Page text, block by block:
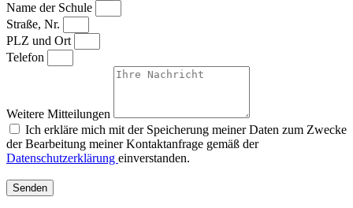
Name der Schule
Straße, Nr.
PLZ und Ort
Telefon
Weitere Mitteilungen
Ich erkläre mich mit der Speicherung meiner Daten zum Zwecke
der Bearbeitung meiner Kontaktanfrage gemäß der
Datenschutzerklärung einverstanden.
Senden